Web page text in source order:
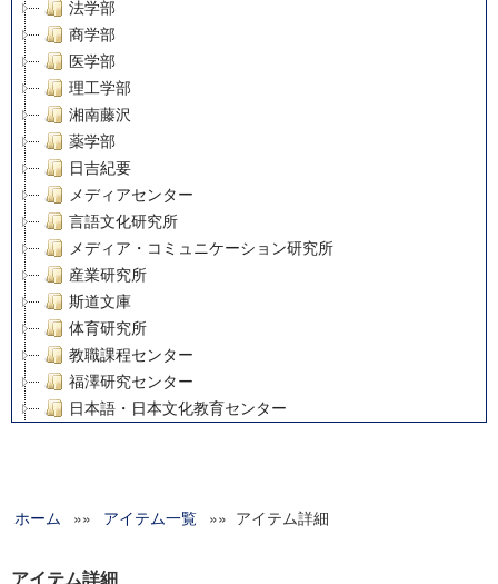
法学部
商学部
医学部
理工学部
湘南藤沢
薬学部
日吉紀要
メディアセンター
言語文化研究所
メディア・コミュニケーション研究所
産業研究所
斯道文庫
体育研究所
教職課程センター
福澤研究センター
日本語・日本文化教育センター
グローバルリサーチインスティテュート
科学研究費補助金研究成果報告書
ホーム »» アイテム一覧 »» アイテム詳細
アイテム詳細